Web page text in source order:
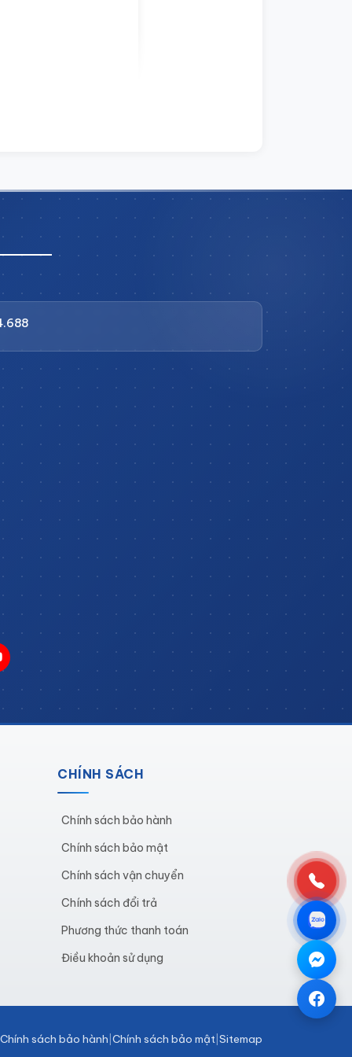
Chất liệu:
Tấm thép dày 1~2mm, sơn
màu tùy chỉnh theo khách hàng).
CHÍNH SÁCH
Chính sách bảo hành
Chính sách bảo mật
Chính sách vận chuyển
Chính sách đổi trả
Phương thức thanh toán
Điều khoản sử dụng
Chính sách bảo hành Chính sách bảo mật Sitemap